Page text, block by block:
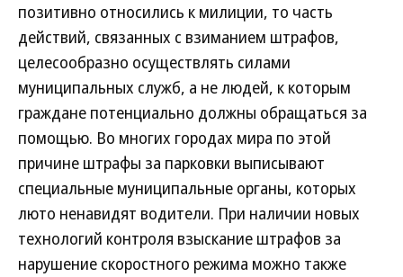
позитивно относились к милиции, то часть
действий, связанных с взиманием штрафов,
целесообразно осуществлять силами
муниципальных служб, а не людей, к которым
граждане потенциально должны обращаться за
помощью. Во многих городах мира по этой
причине штрафы за парковки выписывают
специальные муниципальные органы, которых
люто ненавидят водители. При наличии новых
технологий контроля взыскание штрафов за
нарушение скоростного режима можно также